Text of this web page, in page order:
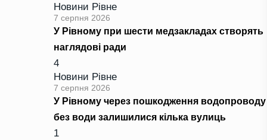
Новини Рівне
7 серпня 2026
У Рівному при шести медзакладах створять
наглядові ради
4
Новини Рівне
7 серпня 2026
У Рівному через пошкодження водопроводу
без води залишилися кілька вулиць
1